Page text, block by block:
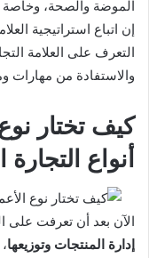
الموضة والصحة،
إن اتباع استراتيجية
التعرف على العلامة
والاستفادة من مهارات
كيف تختار
أنواع التجارة
الآن بعد أن تعرفت على
إدارة المنتجات وتوزيعها